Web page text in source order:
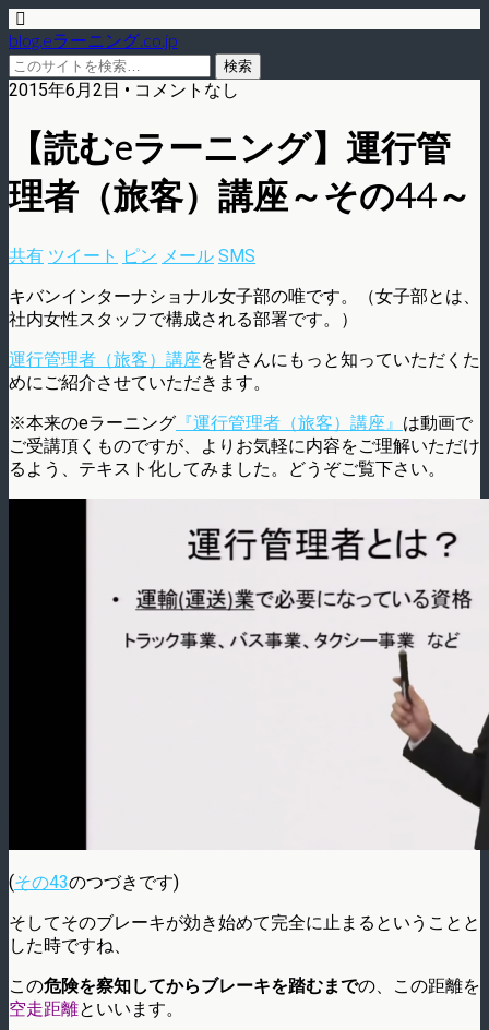
blog.eラーニング.co.jp
2015年6月2日 • コメントなし
【読むeラーニング】運行管
理者（旅客）講座～その44～
共有 ツイート ピン メール SMS
キバンインターナショナル女子部の唯です。（女子部とは、
社内女性スタッフで構成される部署です。）
運行管理者（旅客）講座を皆さんにもっと知っていただくた
めにご紹介させていただきます。
※本来のeラーニング 『運行管理者（旅客）講座』 は動画で
ご受講頂くものですが、よりお気軽に内容をご理解いただけ
るよう、テキスト化してみました。どうぞご覧下さい。
(その43のつづきです)
そしてそのブレーキが効き始めて完全に止まるということと
した時ですね、
この危険を察知してからブレーキを踏むまでの、この距離を
空走距離といいます。